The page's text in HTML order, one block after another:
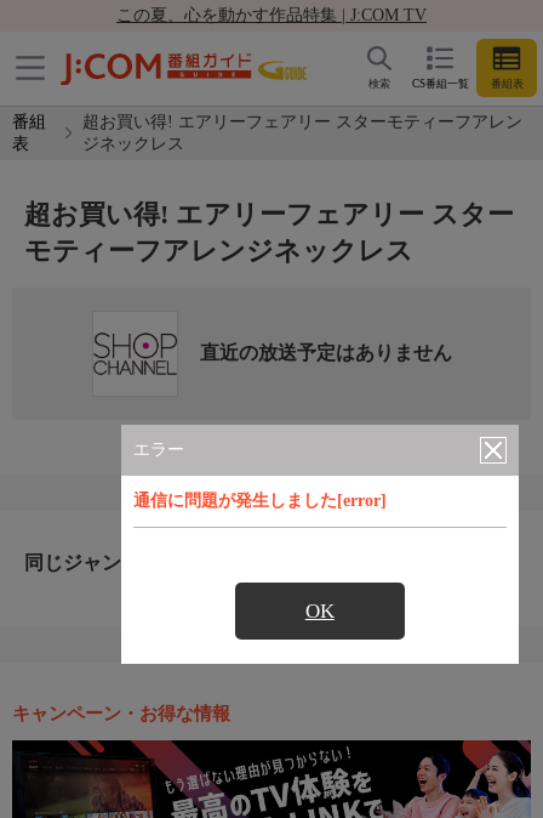
この夏、心を動かす作品特集 | J:COM TV
CS番組一覧 番組表
検索
番組
表
超お買い得! エアリーフェアリー スターモティーフアレン
ジネックレス
エラー
通信に問題が発生しました[error]
OK
超お買い得! エアリーフェアリー スター
モティーフアレンジネックレス
直近の放送予定はありません
同じジャンルのおすすめ番組
キャンペーン・お得な情報